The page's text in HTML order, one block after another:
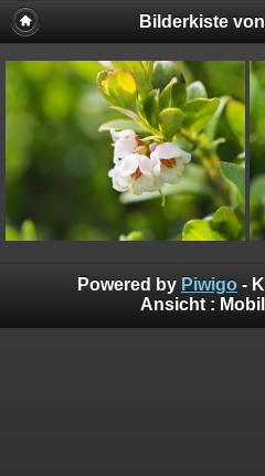
Bilderkiste
Powered by Piwigo -
Ansicht : Mobil